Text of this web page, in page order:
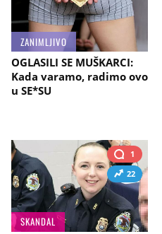
ZANIMLJIVO
OGLASILI SE MUŠKARCI:
Kada varamo, radimo ovo
u SE*SU
1
22
SKANDAL